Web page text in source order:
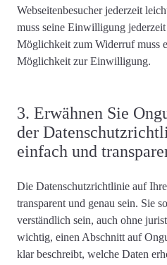
Webseitenbesucher jederzeit
muss seine Einwilligung
Möglichkeit zum Widerruf muss
Möglichkeit zur Einwilligung.
3. Erwähnen Sie
der
einfach und
Die Datenschutzrichtlinie auf
transparent und genau sein. Sie
verständlich sein, auch ohne
wichtig, einen Abschnitt auf
klar beschreibt, welche Daten